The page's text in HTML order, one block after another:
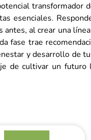
transformador
esenciales.
al crear una
fase trae
y desarrollo de
de cultivar un